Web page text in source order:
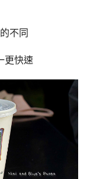
不同
更快速